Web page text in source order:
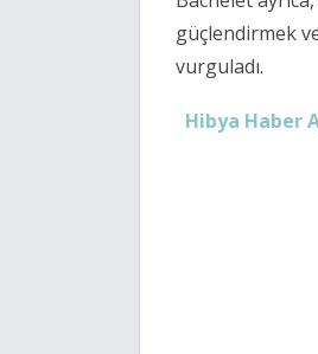
güçlendirmek
vurguladı.
Hibya Haber